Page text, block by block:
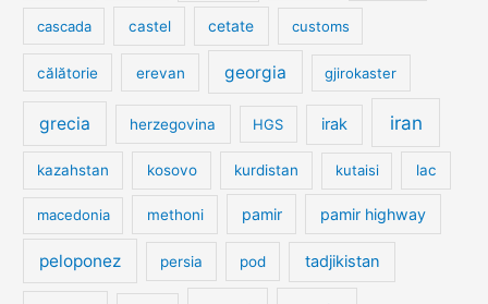
cascada castel cetate customs
călătorie erevan georgia gjirokaster
grecia herzegovina HGS irak iran
kazahstan kosovo kurdistan kutaisi lac
macedonia methoni pamir pamir highway
peloponez persia pod tadjikistan